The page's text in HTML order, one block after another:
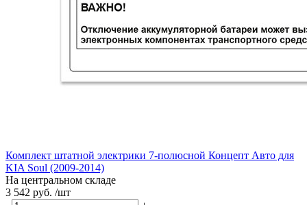
Комплект штатной электрики 7-полюсной Концепт Авто для
KIA Soul (2009-2014)
На центральном складе
3 542 руб. /шт